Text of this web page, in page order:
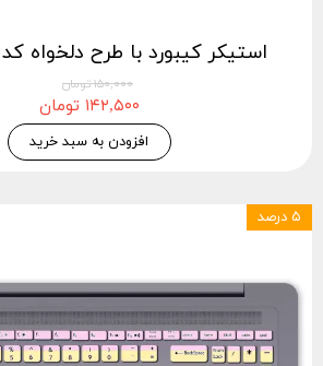
استیکر کیبورد با طرح دلخواه کد Delkhahks
۱۵۰,۰۰۰ تومان
۱۴۲,۵۰۰ تومان
افزودن به سبد خرید
۵ درصد